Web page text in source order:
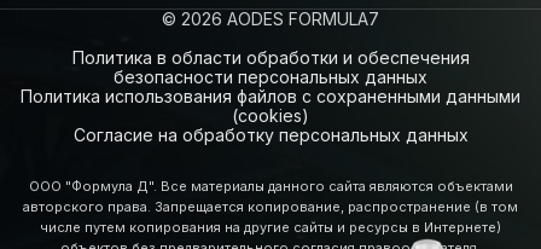
© 2026 AODES FORMULA7
Политика в области обработки и обеспечения
безопасности персональных данных
Политика использования файлов с сохраненными данными
(cookies)
Согласие на обработку персональных данных
ООО "Формула Д". Все материалы данного сайта являются объектами
авторского права. Запрещается копирование, распространение (в том
числе путем копирования на другие сайты и ресурсы в Интернете)